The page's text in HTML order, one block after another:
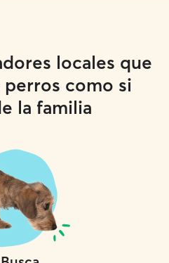
locales que
perros como si
la familia